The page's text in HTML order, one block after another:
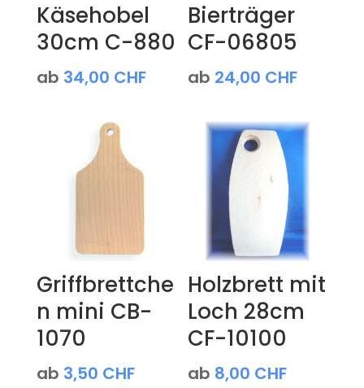
Käsehobel
30cm C-880
ab 34,00 CHF
Bierträger
CF-06805
ab 24,00 CHF
Griffbrettche
n mini CB-
1070
ab 3,50 CHF
Holzbrett mit
Loch 28cm
CF-10100
ab 8,00 CHF